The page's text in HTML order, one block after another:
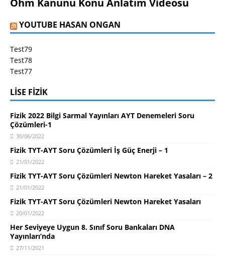
YOUTUBE HASAN ONGAN
Test79
Test78
Test77
LISE FIZIK
Fizik 2022 Bilgi Sarmal Yayınları AYT Denemeleri Soru
Çözümleri-1
30/06/2022
Fizik TYT-AYT Soru Çözümleri İş Güç Enerji – 1
21/01/2022
Fizik TYT-AYT Soru Çözümleri Newton Hareket Yasaları – 2
21/01/2022
Fizik TYT-AYT Soru Çözümleri Newton Hareket Yasaları
20/01/2022
Her Seviyeye Uygun 8. Sınıf Soru Bankaları DNA
Yayınları’nda
27/11/2021